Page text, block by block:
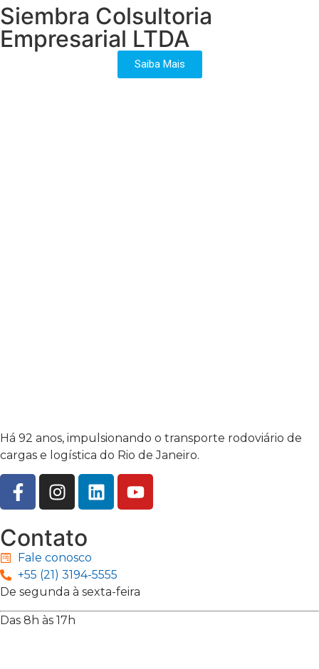
Siembra Colsultoria
Empresarial LTDA
Saiba Mais
Há 92 anos, impulsionando o transporte rodoviário de
cargas e logística do Rio de Janeiro.
Contato
Fale conosco
+55 (21) 3194-5555
De segunda à sexta-feira
Das 8h às 17h